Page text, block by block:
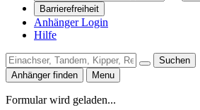
Barrierefreiheit
Anhänger Login
Hilfe
Suchen
Anhänger finden
Menu
Formular wird geladen...